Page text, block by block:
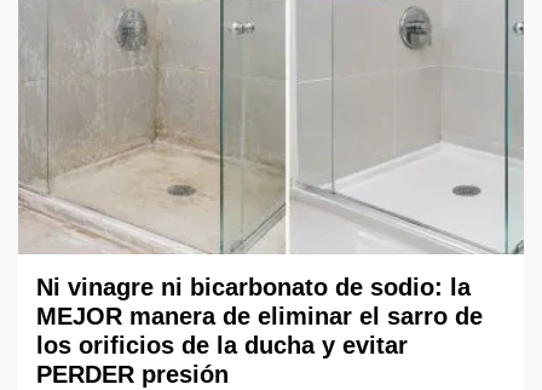
Ni vinagre ni bicarbonato de sodio: la
MEJOR manera de eliminar el sarro de
los orificios de la ducha y evitar
PERDER presión